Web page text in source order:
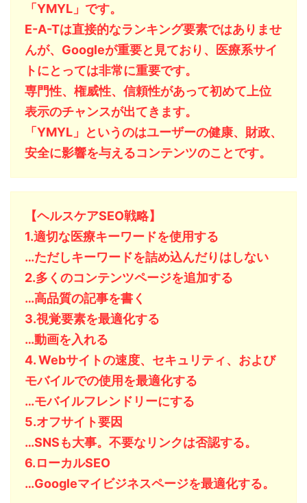
「YMYL」です。
E-A-Tは直接的なランキング要素ではありませ
んが、Googleが重要と見ており、医療系サイ
トにとっては非常に重要です。
専門性、権威性、信頼性があって初めて上位
表示のチャンスが出てきます。
「YMYL」というのはユーザーの健康、財政、
安全に影響を与えるコンテンツのことです。
【ヘルスケアSEO戦略】
1.適切な医療キーワードを使用する
…ただしキーワードを詰め込んだりはしない
2.多くのコンテンツページを追加する
…高品質の記事を書く
3.視覚要素を最適化する
…動画を入れる
4. Webサイトの速度、セキュリティ、および
モバイルでの使用を最適化する
…モバイルフレンドリーにする
5.オフサイト要因
…SNSも大事。不要なリンクは否認する。
6.ローカルSEO
…Googleマイビジネスページを最適化する。